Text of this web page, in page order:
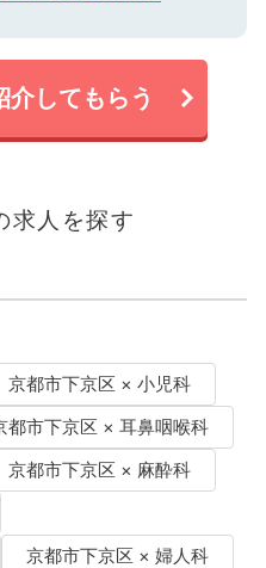
介してもらう
求人を探す
京都市下京区 × 小児科
都市下京区 × 耳鼻咽喉科
京都市下京区 × 麻酔科
京都市下京区 × 婦人科